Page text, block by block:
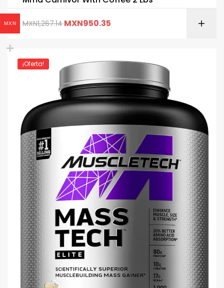
MXN1,267.14 MXN950.35
¡Oferta!
MXN